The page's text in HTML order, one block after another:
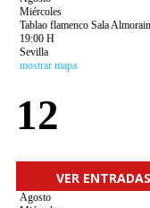
Miércoles
Tablao flamenco Sala
19:00 H
Sevilla
mostrar mapa
12
VER ENTRADAS
Agosto